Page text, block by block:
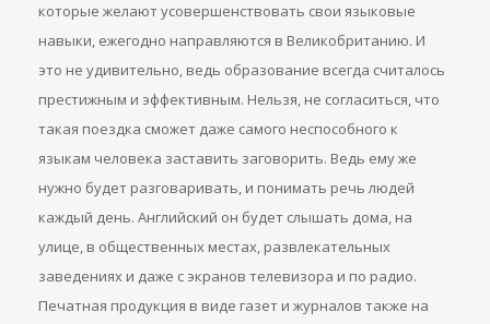
которые желают усовершенствовать свои языковые
навыки, ежегодно направляются в Великобританию. И
это не удивительно, ведь образование всегда считалось
престижным и эффективным. Нельзя, не согласиться, что
такая поездка сможет даже самого неспособного к
языкам человека заставить заговорить. Ведь ему же
нужно будет разговаривать, и понимать речь людей
каждый день. Английский он будет слышать дома, на
улице, в общественных местах, развлекательных
заведениях и даже с экранов телевизора и по радио.
Печатная продукция в виде газет и журналов также на